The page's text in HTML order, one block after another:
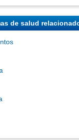
de salud